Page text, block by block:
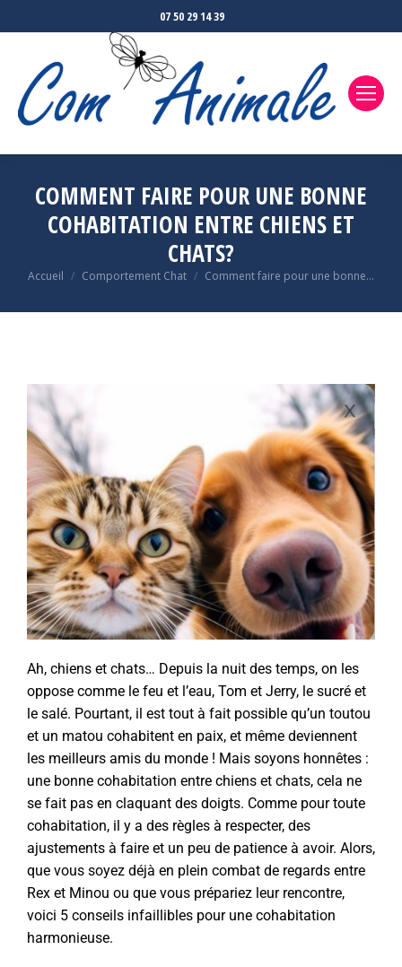
07 50 29 14 39
COMMENT FAIRE POUR UNE BONNE
COHABITATION ENTRE CHIENS ET
CHATS?
Vous êtes ici :
Accueil Comportement Chat Comment faire pour une bonne…
Ah, chiens et chats… Depuis la nuit des temps, on les
oppose comme le feu et l’eau, Tom et Jerry, le sucré et
le salé. Pourtant, il est tout à fait possible qu’un toutou
et un matou cohabitent en paix, et même deviennent
les meilleurs amis du monde ! Mais soyons honnêtes :
une bonne cohabitation entre chiens et chats, cela ne
se fait pas en claquant des doigts. Comme pour toute
cohabitation, il y a des règles à respecter, des
ajustements à faire et un peu de patience à avoir. Alors,
que vous soyez déjà en plein combat de regards entre
Rex et Minou ou que vous prépariez leur rencontre,
voici 5 conseils infaillibles pour une cohabitation
harmonieuse.